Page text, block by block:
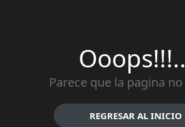
Parece que la pagina
REGRESAR AL INICIO